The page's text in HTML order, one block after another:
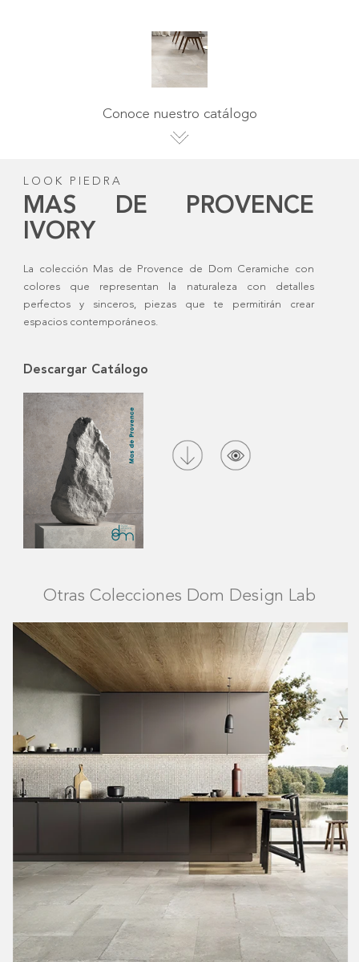
Conoce nuestro catálogo
Descargar Catálogo
LOOK PIEDRA
MAS DE PROVENCE
IVORY
La colección Mas de Provence de Dom Ceramiche con
colores que representan la naturaleza con detalles
perfectos y sinceros, piezas que te permitirán crear
espacios contemporáneos.
Otras Colecciones Dom Design Lab